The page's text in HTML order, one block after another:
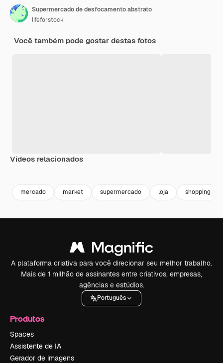
Supermercado de desfocamento abstrato
lifeforstock
Você também pode gostar destas fotos
Vídeos relacionados
mercado market supermercado loja shopping
A plataforma criativa para você direcionar seu melhor trabalho.
Mais de 1 milhão de assinantes entre criativos, empresas,
agências e estúdios.
Português
Produtos
Spaces
Assistente de IA
Gerador de imagens